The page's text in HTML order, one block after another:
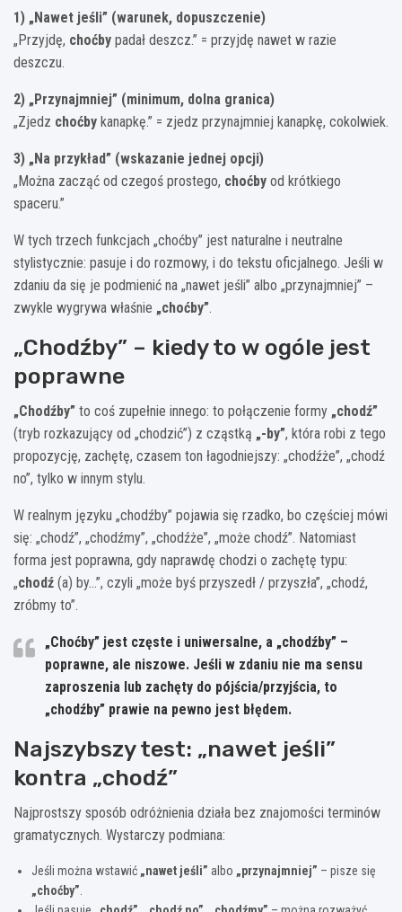
1) „Nawet jeśli” (warunek, dopuszczenie)
„Przyjdę, choćby padał deszcz.” = przyjdę nawet w razie
deszczu.
2) „Przynajmniej” (minimum, dolna granica)
„Zjedz choćby kanapkę.” = zjedz przynajmniej kanapkę, cokolwiek.
3) „Na przykład” (wskazanie jednej opcji)
„Można zacząć od czegoś prostego, choćby od krótkiego
spaceru.”
W tych trzech funkcjach „choćby” jest naturalne i neutralne
stylistycznie: pasuje i do rozmowy, i do tekstu oficjalnego. Jeśli w
zdaniu da się je podmienić na „nawet jeśli” albo „przynajmniej” –
zwykle wygrywa właśnie „choćby”.
„Chodźby” – kiedy to w ogóle jest
poprawne
„Chodźby” to coś zupełnie innego: to połączenie formy „chodź”
(tryb rozkazujący od „chodzić”) z cząstką „-by”, która robi z tego
propozycję, zachętę, czasem ton łagodniejszy: „chodźże”, „chodź
no”, tylko w innym stylu.
W realnym języku „chodźby” pojawia się rzadko, bo częściej mówi
się: „chodź”, „chodźmy”, „chodźże”, „może chodź”. Natomiast
forma jest poprawna, gdy naprawdę chodzi o zachętę typu:
„chodź (a) by…”, czyli „może byś przyszedł / przyszła”, „chodź,
zróbmy to”.
„Choćby” jest częste i uniwersalne, a „chodźby” –
poprawne, ale niszowe. Jeśli w zdaniu nie ma sensu
zaproszenia lub zachęty do pójścia/przyjścia, to
„chodźby” prawie na pewno jest błędem.
Najszybszy test: „nawet jeśli”
kontra „chodź”
Najprostszy sposób odróżnienia działa bez znajomości terminów
gramatycznych. Wystarczy podmiana:
Jeśli można wstawić „nawet jeśli” albo „przynajmniej” – pisze się
„choćby”